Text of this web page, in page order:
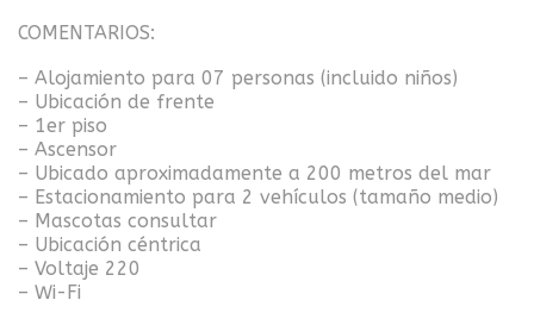
COMENTARIOS:
– Alojamiento para 07 personas (incluido niños)
– Ubicación de frente
– 1er piso
– Ascensor
– Ubicado aproximadamente a 200 metros del mar
– Estacionamiento para 2 vehículos (tamaño medio)
– Mascotas consultar
– Ubicación céntrica
– Voltaje 220
– Wi-Fi